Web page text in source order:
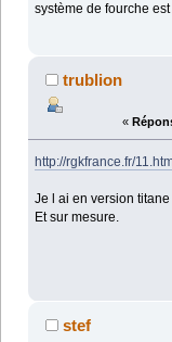
système de fourche
trublion
«
http://rgkfrance.fr/
Je l ai en version
Et sur mesure.
stef